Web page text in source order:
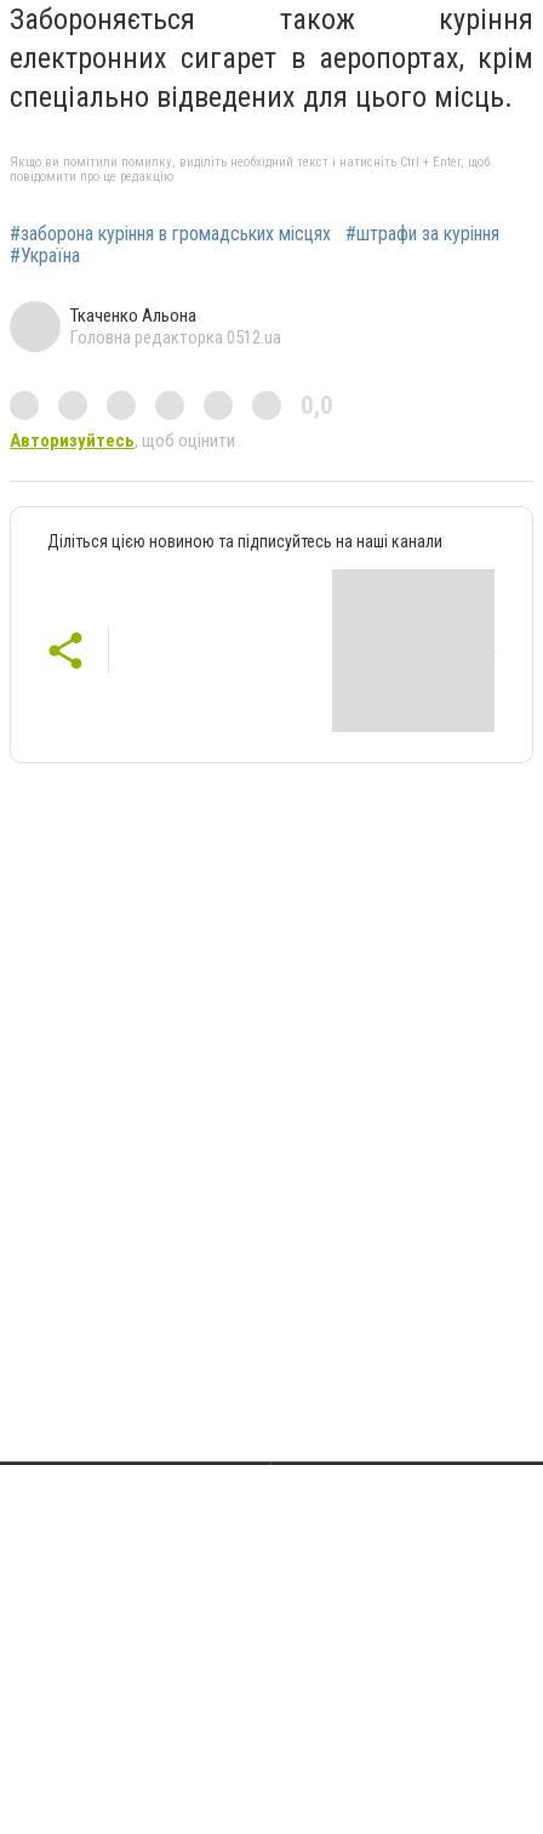
Забороняється також куріння
електронних сигарет в аеропортах, крім
спеціально відведених для цього місць.
Якщо ви помітили помилку, виділіть необхідний текст і натисніть Ctrl + Enter, щоб
повідомити про це редакцію
#заборона куріння в громадських місцях
#штрафи за куріння
#Україна
Ткаченко Альона
Головна редакторка 0512.ua
0,0
Авторизуйтесь, щоб оцінити
Діліться цією новиною та підписуйтесь на наші канали